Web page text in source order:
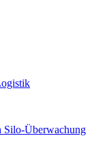
Silo-Überwachung